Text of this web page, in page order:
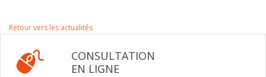
Retour vers les actualités
CONSULTATION
EN LIGNE